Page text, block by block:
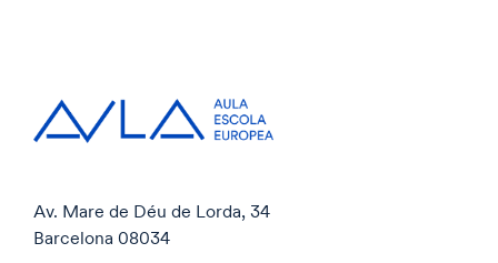
Av. Mare de Déu de Lorda, 34
Barcelona 08034